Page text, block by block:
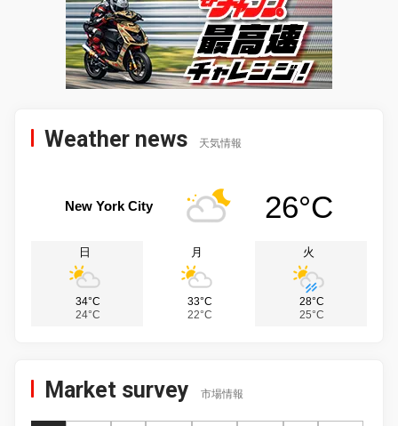
Weather news 天気情報
New York City 26°C
日
34°C
24°C
月
33°C
22°C
火
28°C
25°C
Market survey 市場情報